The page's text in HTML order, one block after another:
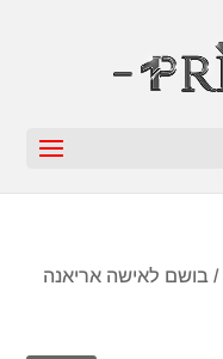
/ בושם לאישה אריאנה